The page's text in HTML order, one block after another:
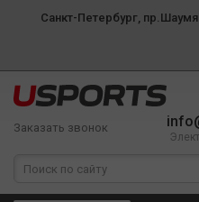
Санкт-Петербург,
Заказать звонок